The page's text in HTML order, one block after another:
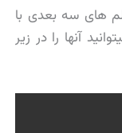
های سه بعدی با
آنها را در زیر